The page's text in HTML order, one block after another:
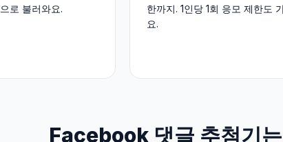
로 불러와요.
한까지. 1인당 1회 응모 제한도
요.
Facebook 댓글 추첨기